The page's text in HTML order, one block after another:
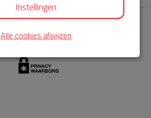
Instellingen
Alle cookies afwijzen